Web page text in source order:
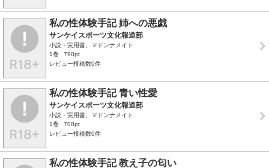
私の性体験手記 姉への悪戯
サンケイスポーツ文化報道部
小説・実用書、マドンナメイト
1巻
790pt
レビュー投稿数0件
私の性体験手記 青い性愛
サンケイスポーツ文化報道部
小説・実用書、マドンナメイト
1巻
700pt
レビュー投稿数0件
私の性体験手記 教え子の匂い